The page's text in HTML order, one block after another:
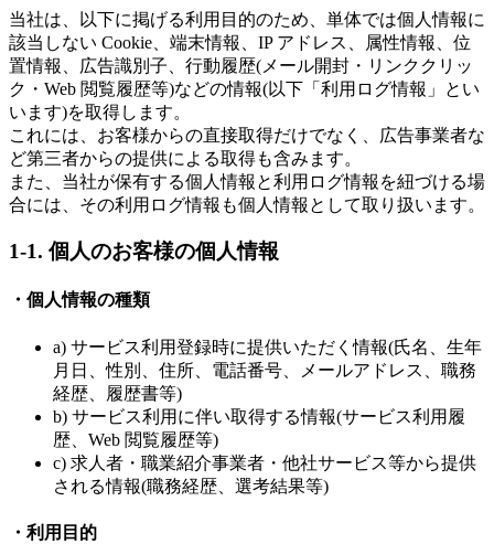
当社は、以下に掲げる利用目的のため、単体では個人情報に
該当しない Cookie、端末情報、IP アドレス、属性情報、位
置情報、広告識別子、行動履歴(メール開封・リンククリッ
ク・Web 閲覧履歴等)などの情報(以下「利用ログ情報」とい
います)を取得します。
これには、お客様からの直接取得だけでなく、広告事業者な
ど第三者からの提供による取得も含みます。
また、当社が保有する個人情報と利用ログ情報を紐づける場
合には、その利用ログ情報も個人情報として取り扱います。
1-1. 個人のお客様の個人情報
・個人情報の種類
a) サービス利用登録時に提供いただく情報(氏名、生年
月日、性別、住所、電話番号、メールアドレス、職務
経歴、履歴書等)
b) サービス利用に伴い取得する情報(サービス利用履
歴、Web 閲覧履歴等)
c) 求人者・職業紹介事業者・他社サービス等から提供
される情報(職務経歴、選考結果等)
・利用目的